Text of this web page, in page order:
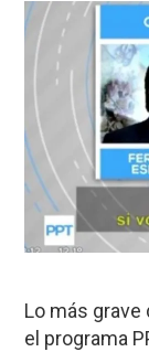
Lo más grave
el programa